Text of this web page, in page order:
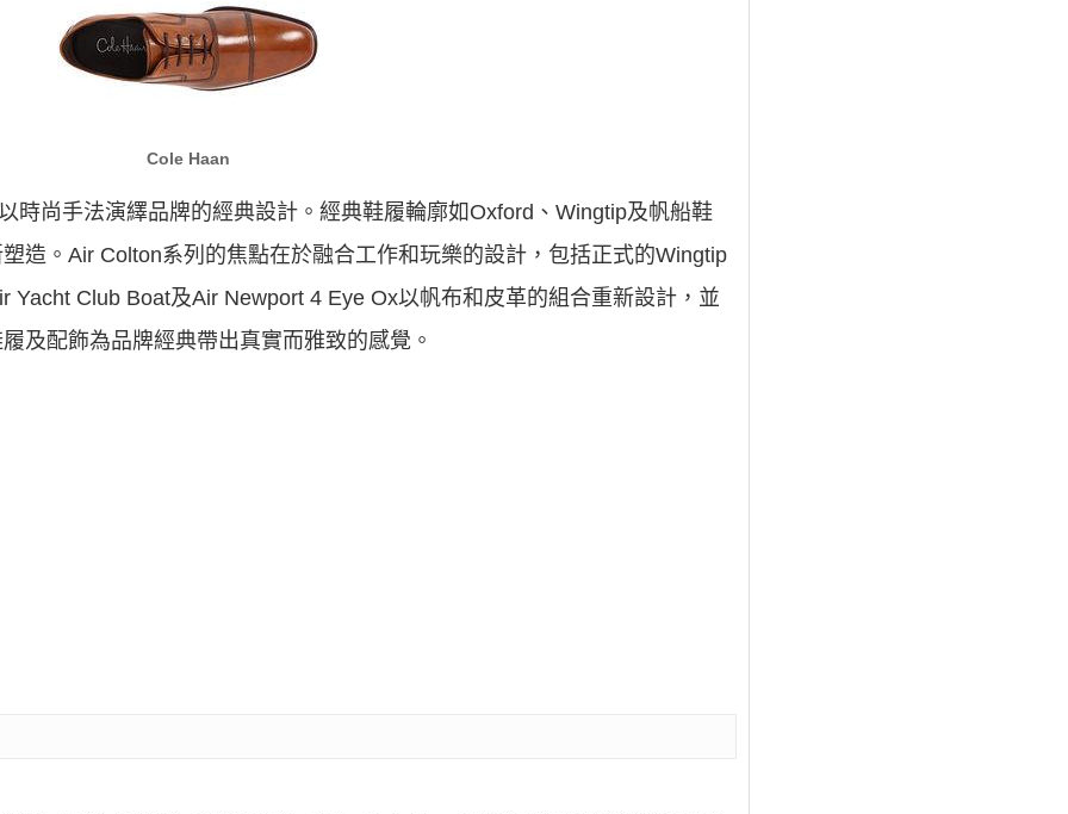
Cole Haan
時尚手法演繹品牌的經典設計。經典鞋履輪廓如Oxford、Wingtip及帆船鞋
造。Air Colton系列的焦點在於融合工作和玩樂的設計，包括正式的Wingtip
Yacht Club Boat及Air Newport 4 Eye Ox以帆布和皮革的組合重新設計，並
及配飾為品牌經典帶出真實而雅致的感覺。